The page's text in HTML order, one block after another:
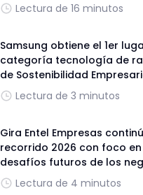
Lectura de 16 minutos
Samsung obtiene el 1er
categoría tecnología de
de Sostenibilidad
Lectura de 3 minutos
Gira Entel Empresas
recorrido 2026 con foco
desafíos futuros de los
Lectura de 4 minutos